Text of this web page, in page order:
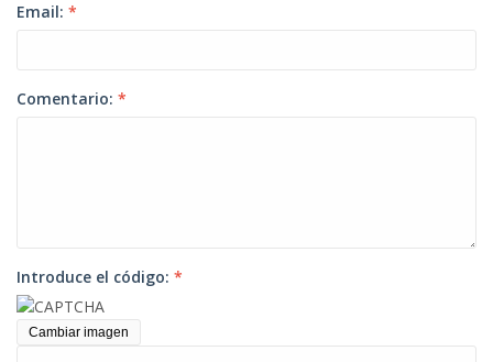
Email: *
Comentario: *
Introduce el código: *
Cambiar imagen